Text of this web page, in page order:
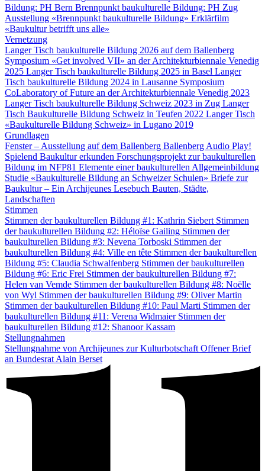
Bildung: PH Bern Brennpunkt baukulturelle Bildung: PH Zug
Ausstellung «Brennpunkt baukulturelle Bildung» Erklärfilm
«Baukultur betrifft uns alle»
Vernetzung
Langer Tisch baukulturelle Bildung 2026 auf dem Ballenberg
Symposium «Get involved VII» an der Architekturbiennale Venedig
2025 Langer Tisch baukulturelle Bildung 2025 in Basel Langer
Tisch baukulturelle Bildung 2024 in Lausanne Symposium
CoLaboratory of Future an der Architekturbiennale Venedig 2023
Langer Tisch baukulturelle Bildung Schweiz 2023 in Zug Langer
Tisch Baukulturelle Bildung Schweiz in Teufen 2022 Langer Tisch
«Baukulturelle Bildung Schweiz» in Lugano 2019
Grundlagen
Fenster – Ausstellung auf dem Ballenberg Ballenberg Audio Play!
Spielend Baukultur erkunden Forschungsprojekt zur baukulturellen
Bildung im NFP81 Elemente einer baukulturellen Allgemeinbildung
Studie «Baukulturelle Bildung an Schweizer Schulen» Briefe zur
Baukultur – Ein Archijeunes Lesebuch Bauten, Städte,
Landschaften
Stimmen
Stimmen der baukulturellen Bildung #1: Kathrin Siebert Stimmen
der baukulturellen Bildung #2: Héloïse Gailing Stimmen der
baukulturellen Bildung #3: Nevena Torboski Stimmen der
baukulturellen Bildung #4: Ville en tête Stimmen der baukulturellen
Bildung #5: Claudia Schwalfenberg Stimmen der baukulturellen
Bildung #6: Eric Frei Stimmen der baukulturellen Bildung #7:
Helen van Vemde Stimmen der baukulturellen Bildung #8: Noëlle
von Wyl Stimmen der baukulturellen Bildung #9: Oliver Martin
Stimmen der baukulturellen Bildung #10: Paul Marti Stimmen der
baukulturellen Bildung #11: Verena Widmaier Stimmen der
baukulturellen Bildung #12: Shanoor Kassam
Stellungnahmen
Stellungnahme von Archijeunes zur Kulturbotschaft Offener Brief
an Bundesrat Alain Berset